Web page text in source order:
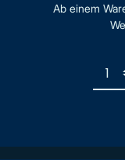
Ab einem